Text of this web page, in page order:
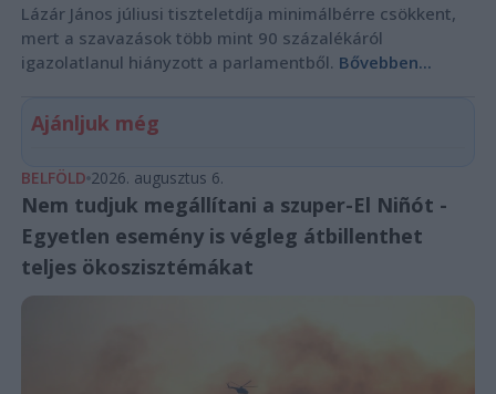
Lázár János júliusi tiszteletdíja minimálbérre csökkent,
mert a szavazások több mint 90 százalékáról
igazolatlanul hiányzott a parlamentből. Bővebben...
Ajánljuk még
BELFÖLD 2026. augusztus 6.
Nem tudjuk megállítani a szuper-El Niñót -
Egyetlen esemény is végleg átbillenthet
teljes ökoszisztémákat